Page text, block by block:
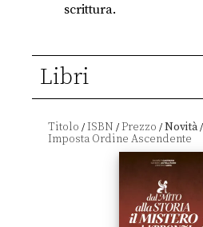
scrittura.
Libri
Titolo /ISBN /Prezzo /Novità/